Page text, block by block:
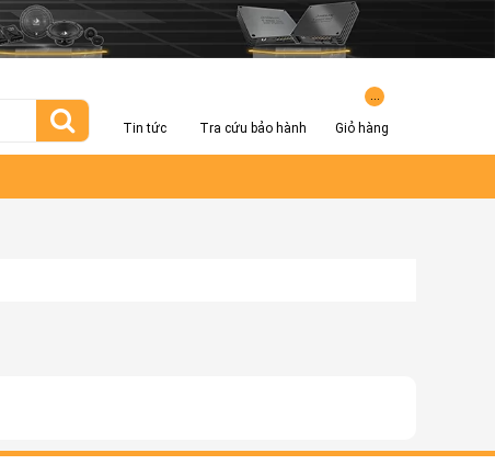
Tin tức Tra cứu bảo hành Giỏ hàng